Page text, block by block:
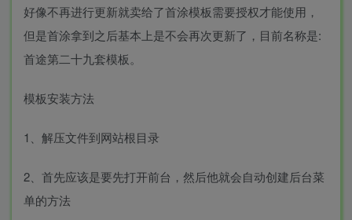
好像不再进行更新就卖给了首涂模板需要授权才能使用，
但是首涂拿到之后基本上是不会再次更新了，目前名称是:
首途第二十九套模板。
模板安装方法
1、解压文件到网站根目录
2、首先应该是要先打开前台，然后他就会自动创建后台菜
单的方法